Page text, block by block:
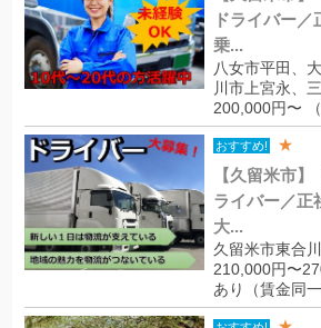
ドライバー
乗...
八女市平田、
川市上宮永、
200,000円〜
おすすめ! ★
【久留米市
ライバー／
大...
久留米市東合
210,000円〜
あり（賃金同一